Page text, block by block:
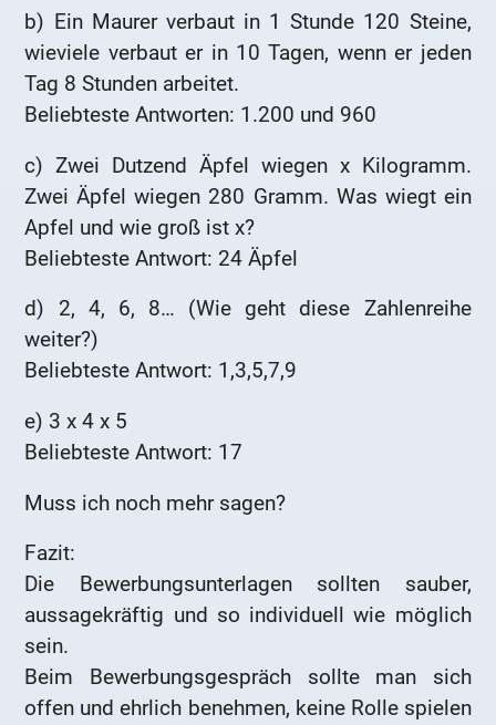
b) Ein Maurer verbaut in 1 Stunde 120 Steine,
wieviele verbaut er in 10 Tagen, wenn er jeden
Tag 8 Stunden arbeitet.
Beliebteste Antworten: 1.200 und 960
c) Zwei Dutzend Äpfel wiegen x Kilogramm.
Zwei Äpfel wiegen 280 Gramm. Was wiegt ein
Apfel und wie groß ist x?
Beliebteste Antwort: 24 Äpfel
d) 2, 4, 6, 8… (Wie geht diese Zahlenreihe
weiter?)
Beliebteste Antwort: 1,3,5,7,9
e) 3 x 4 x 5
Beliebteste Antwort: 17
Muss ich noch mehr sagen?
Fazit:
Die Bewerbungsunterlagen sollten sauber,
aussagekräftig und so individuell wie möglich
sein.
Beim Bewerbungsgespräch sollte man sich
offen und ehrlich benehmen, keine Rolle spielen